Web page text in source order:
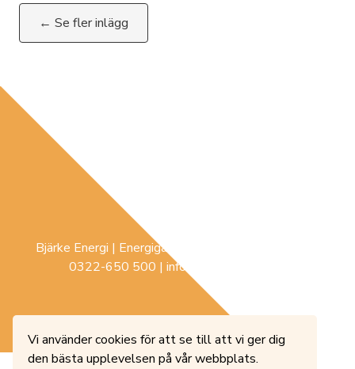
← Se fler inlägg
Bjärke Energi | Energigatan 3 |
0322-650 500 | info@bjerke-energi.se
Vi använder cookies för att se till att vi ger dig
den bästa upplevelsen på vår webbplats.